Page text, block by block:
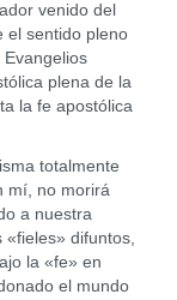
venido del
el sentido pleno
plena de la
la fe apostólica
totalmente
mí, no morirá
a nuestra
«fieles» difuntos,
la «fe» en
el mundo